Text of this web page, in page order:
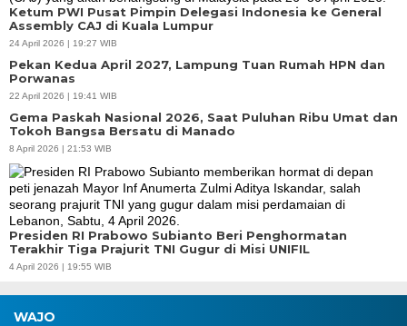
Ketum PWI Pusat Pimpin Delegasi Indonesia ke General
Assembly CAJ di Kuala Lumpur
24 April 2026 | 19:27 WIB
Pekan Kedua April 2027, Lampung Tuan Rumah HPN dan
Porwanas
22 April 2026 | 19:41 WIB
Gema Paskah Nasional 2026, Saat Puluhan Ribu Umat dan
Tokoh Bangsa Bersatu di Manado
8 April 2026 | 21:53 WIB
Presiden RI Prabowo Subianto Beri Penghormatan
Terakhir Tiga Prajurit TNI Gugur di Misi UNIFIL
4 April 2026 | 19:55 WIB
WAJO